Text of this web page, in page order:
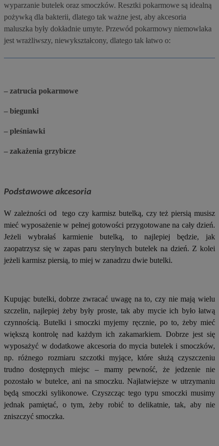
wyparzanie butelek oraz smoczków. Resztki pokarmowe są idealną
pożywką dla bakterii, dlatego tak ważne jest, aby akcesoria
maluszka były dokładnie umyte. Przewód pokarmowy niemowlaka
jest wrażliwszy, niewykształcony, dlatego tak łatwo o:
– zatrucia pokarmowe
– biegunki
– pleśniawki
– zakażenia grzybicze
Podstawowe akcesoria
W zależności od tego czy karmisz butelką, czy też piersią musisz
mieć wyposażenie w pełnej gotowości przygotowane na cały dzień.
Jeżeli wybrałaś karmienie butelką, to najlepiej będzie, jak
zaopatrzysz się w zapas paru sterylnych butelek na dzień. Z kolei
jeżeli karmisz piersią, to miej w zanadrzu dwie butelki.
Kupując butelki, dobrze zwracać uwagę na to, czy nie mają wielu
szczelin, najlepiej żeby były proste, tak aby mycie ich było łatwą
czynnością. Butelki i smoczki myjemy ręcznie, po to, żeby mieć
większą kontrolę nad każdym ich zakamarkiem. Dobrze jest się
wyposażyć w dodatkowe akcesoria do mycia butelek i smoczków,
np. różnego rozmiaru szczotki myjące, które służą czyszczeniu
trudno dostępnych miejsc – mamy pewność, że jedzenie nie
pozostało w butelce, ani na smoczku. Najłatwiejsze w utrzymaniu
będą smoczki sylikonowe. Czyszcząc tego typu smoczki musimy
jednak pamiętać, o tym, żeby robić to delikatnie, tak, aby nie
zniszczyć smoczka.